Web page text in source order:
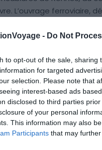
- Do Not
to opt-out of the sale,
for targeted
selection. Please note that
interest-based ads
disclosed to third parties
of your personal
This information may also
Participants that may
L’ouvrage ferroviaire,
ou bien saut
saut à l’élastique en
: seul ou en tandem !
qu’à vous jeter dans le
ne heurtiez la
sécurité nécessaires